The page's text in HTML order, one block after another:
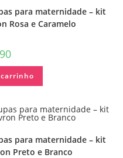
para maternidade – kit
Rosa e Caramelo
para maternidade – kit
Preto e Branco